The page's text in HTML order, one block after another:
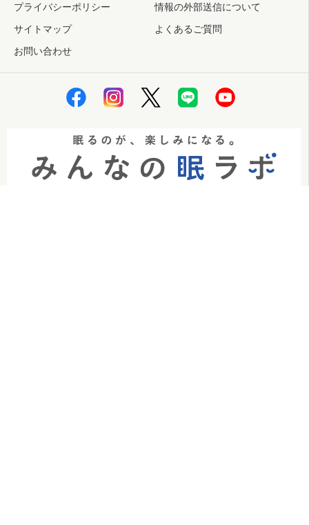
プライバシーポリシー
情報の外部送信について
サイトマップ
よくあるご質問
お問い合わせ